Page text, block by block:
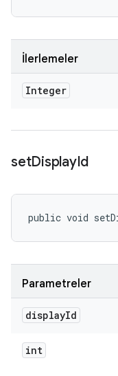
İlerlemeler
Integer
setDisplayId
public void
Parametreler
displayId
int